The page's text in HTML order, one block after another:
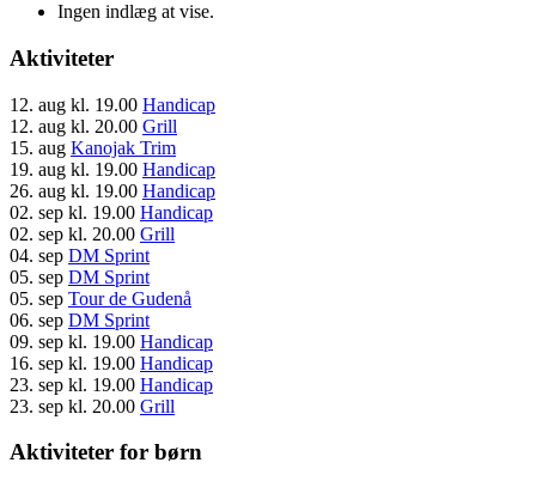
Ingen indlæg at vise.
Aktiviteter
12. aug kl. 19.00 Handicap
12. aug kl. 20.00 Grill
15. aug Kanojak Trim
19. aug kl. 19.00 Handicap
26. aug kl. 19.00 Handicap
02. sep kl. 19.00 Handicap
02. sep kl. 20.00 Grill
04. sep DM Sprint
05. sep DM Sprint
05. sep Tour de Gudenå
06. sep DM Sprint
09. sep kl. 19.00 Handicap
16. sep kl. 19.00 Handicap
23. sep kl. 19.00 Handicap
23. sep kl. 20.00 Grill
Aktiviteter for børn